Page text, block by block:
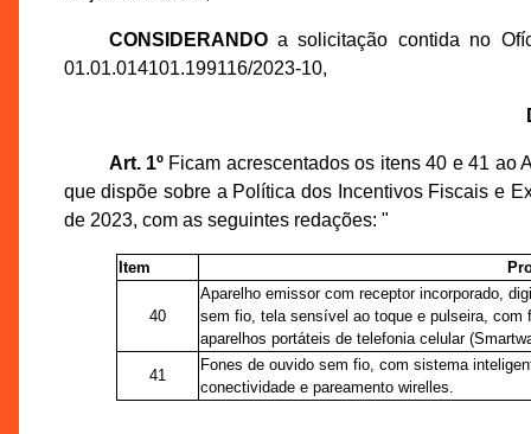
CONSIDERANDOa solicitação contida no
01.01.014101.199116/2023-10,
Art. 1º Ficam acrescentados os itens 40 e 41 ao
que dispõe sobre a Política dos Incentivos Fiscais e
de 2023, com as seguintes redações: "
Item
40
Aparelho emissor com receptor incorporado,
sem fio, tela sensível ao toque e pulseira,
aparelhos portáteis de telefonia celular
41
Fones de ouvido sem fio, com sistema
conectividade e pareamento wirelles.